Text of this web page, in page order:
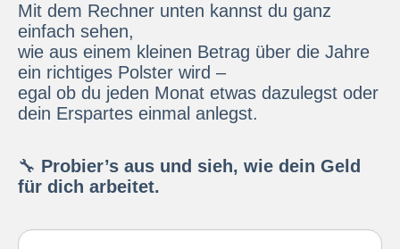
Mit dem Rechner unten kannst du ganz
einfach sehen,
wie aus einem kleinen Betrag über die Jahre
ein richtiges Polster wird –
egal ob du jeden Monat etwas dazulegst oder
dein Erspartes einmal anlegst.
🔧 Probier’s aus und sieh, wie dein Geld
für dich arbeitet.